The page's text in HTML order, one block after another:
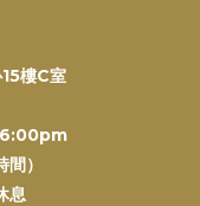
樓C室
6:00pm
）
息